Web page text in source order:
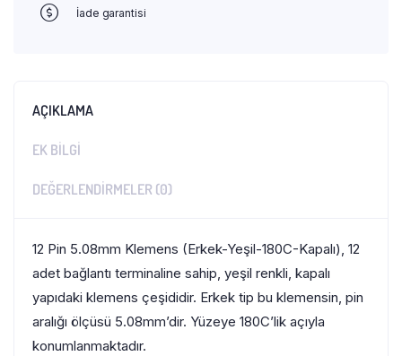
İade garantisi
AÇIKLAMA
EK BILGI
DEĞERLENDIRMELER (0)
12 Pin 5.08mm Klemens (Erkek-Yeşil-180C-Kapalı), 12
adet bağlantı terminaline sahip, yeşil renkli, kapalı
yapıdaki klemens çeşididir. Erkek tip bu klemensin, pin
aralığı ölçüsü 5.08mm’dir. Yüzeye 180C’lik açıyla
konumlanmaktadır.